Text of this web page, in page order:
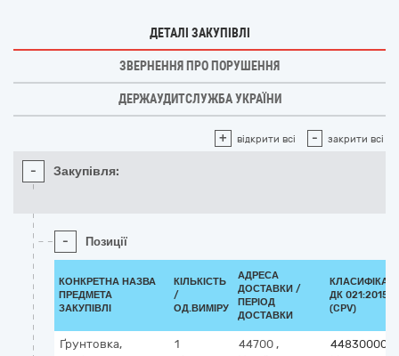
ДЕТАЛІ ЗАКУПІВЛІ
ЗВЕРНЕННЯ ПРО ПОРУШЕННЯ
ДЕРЖАУДИТСЛУЖБА УКРАЇНИ
+ відкрити всі - закрити всі
- Закупівля:
- Позиції
КОНКРЕТНА НАЗВА
ПРЕДМЕТА
ЗАКУПІВЛІ
КІЛЬКІСТЬ
/
ОД.ВИМІРУ
АДРЕСА
ДОСТАВКИ /
ПЕРІОД
ДОСТАВКИ
ДК 021:2015
(CPV)
Ґрунтовка,
1
44700 ,
44830000-7